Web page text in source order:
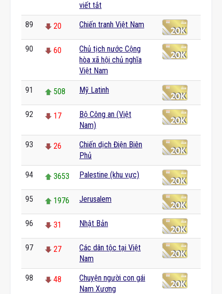
viết tắt
89 20 Chiến tranh Việt Nam
90 60
Chủ tịch nước Cộng
hòa xã hội chủ nghĩa
Việt Nam
91 508 Mỹ Latinh
92 17
Bộ Công an (Việt
Nam)
93 26
Chiến dịch Điện Biên
Phủ
94 3653 Palestine (khu vực)
95 1976 Jerusalem
96 31 Nhật Bản
97 27
Các dân tộc tại Việt
Nam
98 48
Chuyện người con gái
Nam Xương